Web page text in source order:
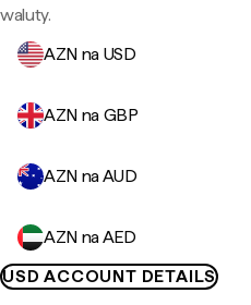
waluty.
AZN na USD
AZN na GBP
AZN na AUD
AZN na AED
USD ACCOUNT DETAILS